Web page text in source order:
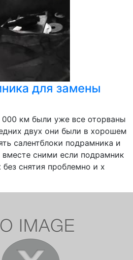
для замены
000 км были уже все оторваны
двух они были в хорошем
салентблоки подрамника и
вместе сними если подрамник
без снятия проблемно и х